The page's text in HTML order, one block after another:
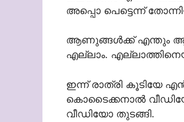
അപ്പൊ പെട്ടെന്ന്
ആണുങ്ങൾക്ക് എന്തും
എല്ലാം.
ഇന്ന് രാത്രി കൂടിയേ
കൊടൈക്കനാൽ
വീഡിയോ തുടങ്ങി.